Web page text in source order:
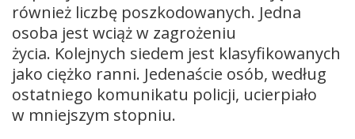
również liczbę poszkodowanych. Jedna
osoba jest wciąż w zagrożeniu
życia. Kolejnych siedem jest klasyfikowanych
jako ciężko ranni. Jedenaście osób, według
ostatniego komunikatu policji, ucierpiało
w mniejszym stopniu.